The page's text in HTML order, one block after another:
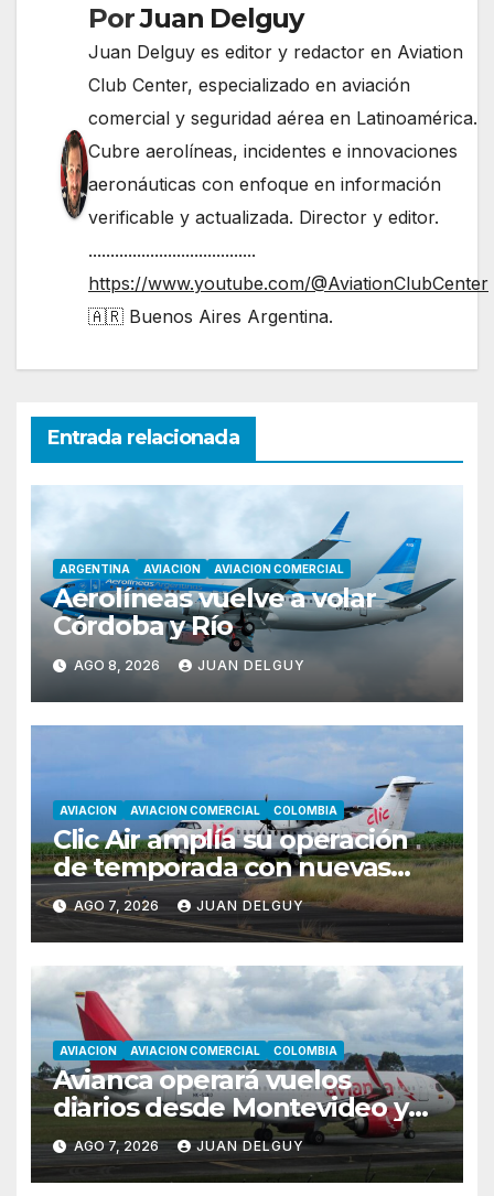
PorJuan Delguy
Juan Delguy es editor y redactor en Aviation
Club Center, especializado en aviación
comercial y seguridad aérea en Latinoamérica.
Cubre aerolíneas, incidentes e innovaciones
aeronáuticas con enfoque en información
verificable y actualizada. Director y editor.
......................................
https://www.youtube.com/@AviationClubCenter
🇦🇷 Buenos Aires Argentina.
Entrada relacionada
ARGENTINA AVIACION AVIACION COMERCIAL
Aerolíneas vuelve a volar
Córdoba y Río
AGO 8, 2026 JUAN DELGUY
AVIACION AVIACION COMERCIAL COLOMBIA
Clic Air amplía su operación
de temporada con nuevas
rutas hacia Cartagena y Tolú
AGO 7, 2026 JUAN DELGUY
AVIACION AVIACION COMERCIAL COLOMBIA
Avianca operará vuelos
diarios desde Montevideo y
Asunción hacia Bogotá
AGO 7, 2026 JUAN DELGUY